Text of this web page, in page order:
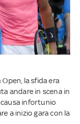
la sfida era
andare in scena in
infortunio
a inizio gara con la